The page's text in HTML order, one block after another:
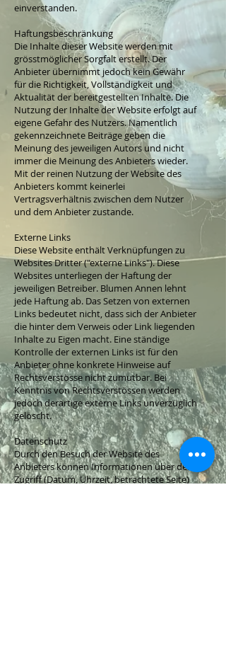
einverstanden.
Haftungsbeschränkung
Die Inhalte dieser Website werden mit
grösstmöglicher Sorgfalt erstellt. Der
Anbieter übernimmt jedoch kein Gewähr
für die Richtigkeit, Vollständigkeit und
Aktualität der bereitgestellten Inhalte. Die
Nutzung der Inhalte der Website erfolgt auf
eigene Gefahr des Nutzers. Namentlich
gekennzeichnete Beiträge geben die
Meinung des jeweiligen Autors und nicht
immer die Meinung des Anbieters wieder.
Mit der reinen Nutzung der Website des
Anbieters kommt keinerlei
Vertragsverhältnis zwischen dem Nutzer
und dem Anbieter zustande.
Externe Links
Diese Website enthält Verknüpfungen zu
Websites Dritter ("externe Links"). Diese
Websites unterliegen der Haftung der
jeweiligen Betreiber. Blumen Annen lehnt
jede Haftung ab. Das Setzen von externen
Links bedeutet nicht, dass sich der Anbieter
die hinter dem Verweis oder Link liegenden
Inhalte zu Eigen macht. Eine ständige
Kontrolle der externen Links ist für den
Anbieter ohne konkrete Hinweise auf
Rechtsverstösse nicht zumutbar. Bei
Kenntnis von Rechtsverstössen werden
jedoch derartige externe Links unverzüglich
gelöscht.
Datenschutz
Durch den Besuch der Website des
Anbieters können Informationen über den
Zugriff (Datum, Uhrzeit, betrachtete Seite)